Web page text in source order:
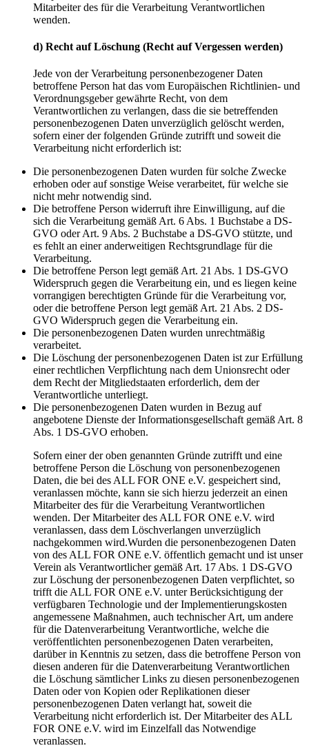
Mitarbeiter des für die Verarbeitung Verantwortlichen
wenden.
d) Recht auf Löschung (Recht auf Vergessen werden)
Jede von der Verarbeitung personenbezogener Daten
betroffene Person hat das vom Europäischen Richtlinien- und
Verordnungsgeber gewährte Recht, von dem
Verantwortlichen zu verlangen, dass die sie betreffenden
personenbezogenen Daten unverzüglich gelöscht werden,
sofern einer der folgenden Gründe zutrifft und soweit die
Verarbeitung nicht erforderlich ist:
Die personenbezogenen Daten wurden für solche Zwecke
erhoben oder auf sonstige Weise verarbeitet, für welche sie
nicht mehr notwendig sind.
Die betroffene Person widerruft ihre Einwilligung, auf die
sich die Verarbeitung gemäß Art. 6 Abs. 1 Buchstabe a DS-
GVO oder Art. 9 Abs. 2 Buchstabe a DS-GVO stützte, und
es fehlt an einer anderweitigen Rechtsgrundlage für die
Verarbeitung.
Die betroffene Person legt gemäß Art. 21 Abs. 1 DS-GVO
Widerspruch gegen die Verarbeitung ein, und es liegen keine
vorrangigen berechtigten Gründe für die Verarbeitung vor,
oder die betroffene Person legt gemäß Art. 21 Abs. 2 DS-
GVO Widerspruch gegen die Verarbeitung ein.
Die personenbezogenen Daten wurden unrechtmäßig
verarbeitet.
Die Löschung der personenbezogenen Daten ist zur Erfüllung
einer rechtlichen Verpflichtung nach dem Unionsrecht oder
dem Recht der Mitgliedstaaten erforderlich, dem der
Verantwortliche unterliegt.
Die personenbezogenen Daten wurden in Bezug auf
angebotene Dienste der Informationsgesellschaft gemäß Art. 8
Abs. 1 DS-GVO erhoben.
Sofern einer der oben genannten Gründe zutrifft und eine
betroffene Person die Löschung von personenbezogenen
Daten, die bei des ALL FOR ONE e.V. gespeichert sind,
veranlassen möchte, kann sie sich hierzu jederzeit an einen
Mitarbeiter des für die Verarbeitung Verantwortlichen
wenden. Der Mitarbeiter des ALL FOR ONE e.V. wird
veranlassen, dass dem Löschverlangen unverzüglich
nachgekommen wird.Wurden die personenbezogenen Daten
von des ALL FOR ONE e.V. öffentlich gemacht und ist unser
Verein als Verantwortlicher gemäß Art. 17 Abs. 1 DS-GVO
zur Löschung der personenbezogenen Daten verpflichtet, so
trifft die ALL FOR ONE e.V. unter Berücksichtigung der
verfügbaren Technologie und der Implementierungskosten
angemessene Maßnahmen, auch technischer Art, um andere
für die Datenverarbeitung Verantwortliche, welche die
veröffentlichten personenbezogenen Daten verarbeiten,
darüber in Kenntnis zu setzen, dass die betroffene Person von
diesen anderen für die Datenverarbeitung Verantwortlichen
die Löschung sämtlicher Links zu diesen personenbezogenen
Daten oder von Kopien oder Replikationen dieser
personenbezogenen Daten verlangt hat, soweit die
Verarbeitung nicht erforderlich ist. Der Mitarbeiter des ALL
FOR ONE e.V. wird im Einzelfall das Notwendige
veranlassen.